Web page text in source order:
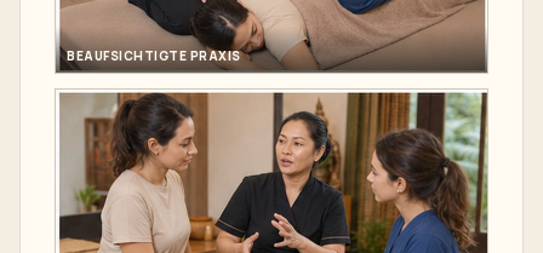
BEAUFSICHTIGTE PRAXIS